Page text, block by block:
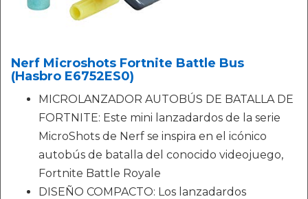
Nerf Microshots Fortnite Battle Bus
(Hasbro E6752ES0)
MICROLANZADOR AUTOBÚS DE BATALLA DE
FORTNITE: Este mini lanzadardos de la serie
MicroShots de Nerf se inspira en el icónico
autobús de batalla del conocido videojuego,
Fortnite Battle Royale
DISEÑO COMPACTO: Los lanzadardos